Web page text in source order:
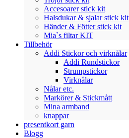
Accesoarer stick kit
Halsdukar & sjalar stick kit
Händer & Fötter stick kit
Mia`s filtar KIT
Tillbehör
Addi Stickor och virknålar
Addi Rundstickor
Strumpstickor
Virknålar
Nålar etc.
Markörer & Stickmått
Mina armband
knappar
presentkort garn
Blogg